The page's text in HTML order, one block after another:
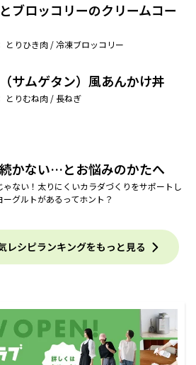
ブロッコリーのクリームコー
とりひき肉 / 冷凍ブロッコリー
サムゲタン）風あんかけ丼
とりむね肉 / 長ねぎ
かない…とお悩みのかたへ
ゃない！太りにくいカラダづくりをサポートし
ーグルトがあるってホント？
レシピランキングをもっと見る